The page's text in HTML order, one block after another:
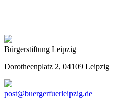
Bürgerstiftung Leipzig
Dorotheenplatz 2, 04109 Leipzig
post@buergerfuerleipzig.de